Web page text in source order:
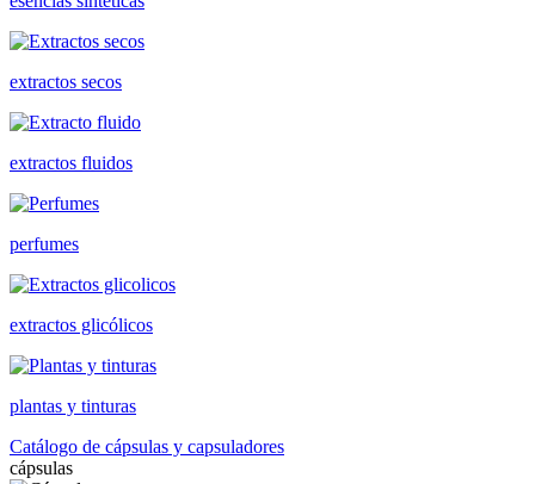
extractos secos
extractos fluidos
perfumes
extractos glicólicos
plantas y tinturas
Catálogo de cápsulas y capsuladores
cápsulas